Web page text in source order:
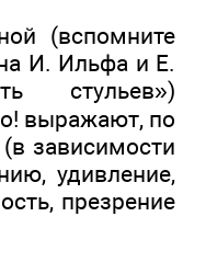
(вспомните
И. Ильфа и Е.
стульев»)
выражают, по
зависимости
удивление,
презрение